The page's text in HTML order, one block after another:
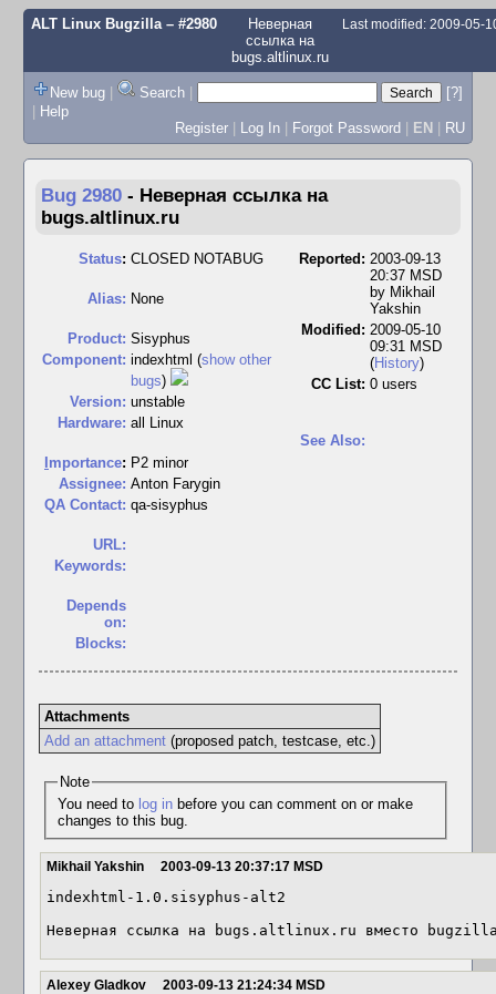
ALT Linux Bugzilla– #2980
Неверная
ссылка на
bugs.altlinux.ru
Last modified: 2009-05-
New bug | Search |
[?]
| Help
Register | Log In | Forgot Password | EN | RU
Bug 2980 - Неверная ссылка на
bugs.altlinux.ru
Status: CLOSED NOTABUG
Alias: None
Product: Sisyphus
Component: indexhtml (show other
bugs)
Version: unstable
Hardware: all Linux
mportance: P2 minor
Assignee: Anton Farygin
QA Contact: qa-sisyphus
URL:
Keywords:
Depends
on:
Blocks:
Reported: 2003-09-13
20:37 MSD
by Mikhail
Yakshin
Modified: 2009-05-10
09:31 MSD
(History)
CC List: 0 users
See Also:
Attachments
Add an attachment(proposed patch, testcase, etc.)
Note
You need to log inbefore you can comment on or make
changes to this bug.
Mikhail Yakshin 2003-09-13 20:37:17 MSD
indexhtml-1.0.sisyphus-alt2
Неверная ссылка на bugs.altlinux.ru вместо
Alexey Gladkov 2003-09-13 21:24:34 MSD